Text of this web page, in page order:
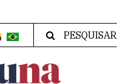
PESQUISAR